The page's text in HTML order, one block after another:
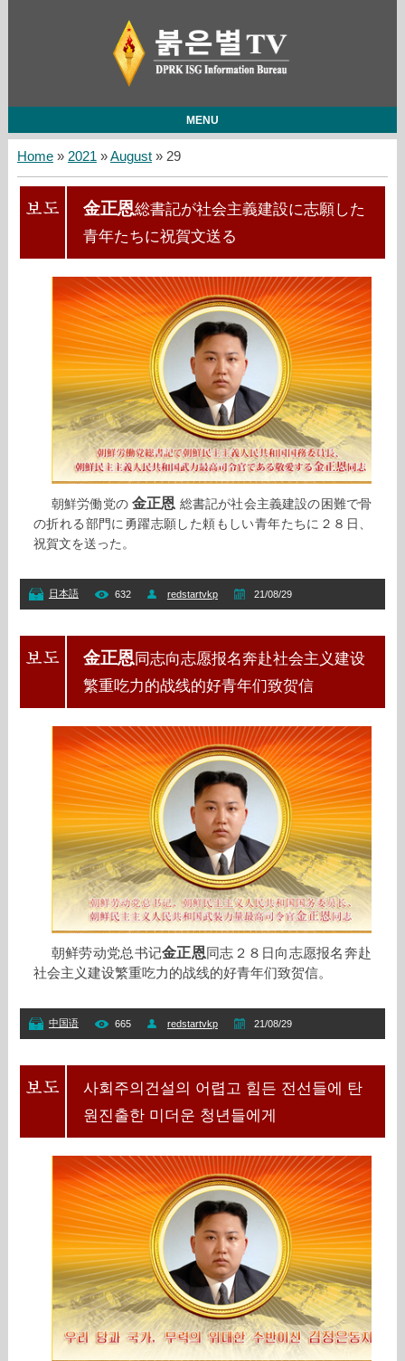
MENU
Home» 2021 »August » 29
金正恩総書記が社会主義建設に志願した
青年たちに祝賀文送る
朝鮮労働党の 金正恩 総書記が社会主義建設の困難で骨
の折れる部門に勇躍志願した頼もしい青年たちに２８日、
祝賀文を送った。
日本語 632 redstartvkp 21/08/29
金正恩同志向志愿报名奔赴社会主义建设
繁重吃力的战线的好青年们致贺信
朝鲜劳动党总书记金正恩同志２８日向志愿报名奔赴
社会主义建设繁重吃力的战线的好青年们致贺信。
中国语 665 redstartvkp 21/08/29
사회주의건설의 어렵고 힘든 전선들에 탄
원진출한 미더운 청년들에게